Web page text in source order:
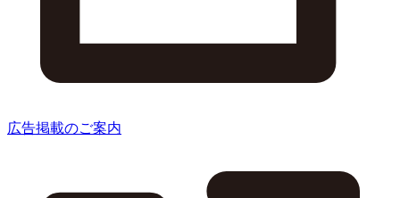
広告掲載のご案内